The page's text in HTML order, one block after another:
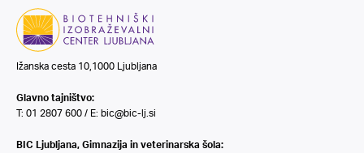
Ižanska cesta 10,1000 Ljubljana
Glavno tajništvo:
T: 01 2807 600 / E: bic@bic-lj.si
BIC Ljubljana, Gimnazija in veterinarska šola: